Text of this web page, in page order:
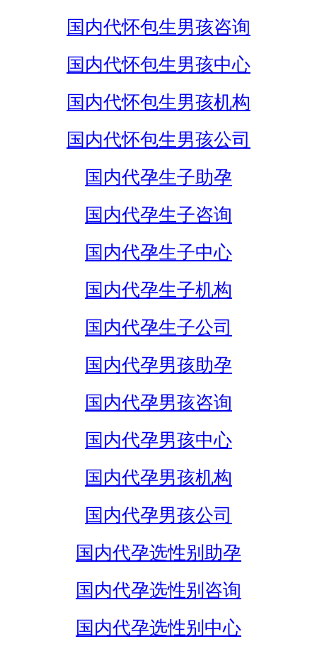
国内代怀包生男孩咨询
国内代怀包生男孩中心
国内代怀包生男孩机构
国内代怀包生男孩公司
国内代孕生子助孕
国内代孕生子咨询
国内代孕生子中心
国内代孕生子机构
国内代孕生子公司
国内代孕男孩助孕
国内代孕男孩咨询
国内代孕男孩中心
国内代孕男孩机构
国内代孕男孩公司
国内代孕选性别助孕
国内代孕选性别咨询
国内代孕选性别中心